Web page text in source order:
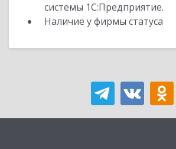
системы 1С:Предприятие.
Наличие у фирмы статуса